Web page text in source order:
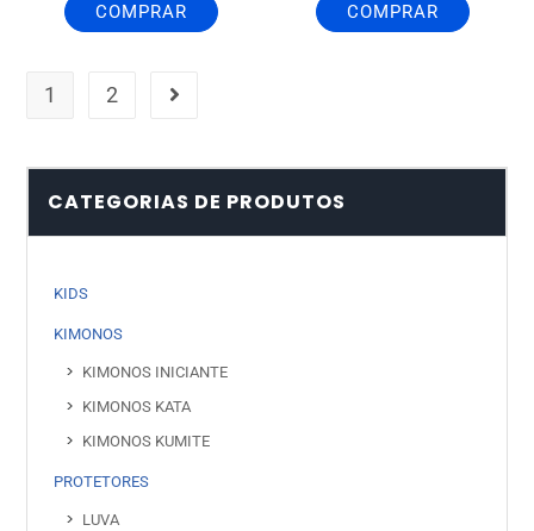
COMPRAR COMPRAR
1 2
CATEGORIAS DE PRODUTOS
KIDS
KIMONOS
KIMONOS INICIANTE
KIMONOS KATA
KIMONOS KUMITE
PROTETORES
LUVA